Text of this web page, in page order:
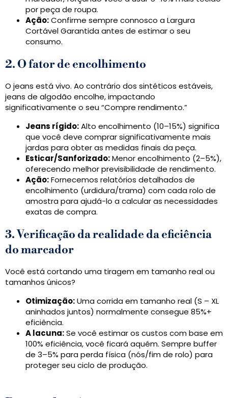
por peça de roupa.
Ação:Confirme sempre connosco a Largura
Cortável Garantida antes de estimar o seu
consumo.
2. O fator de encolhimento
O jeans está vivo. Ao contrário dos sintéticos estáveis,
jeans de algodão encolhe, impactando
significativamente o seu “Compre rendimento.”
Jeans rígido:Alto encolhimento (10–15%) significa
que você deve comprar significativamente mais
jardas para obter as medidas finais da peça.
Esticar/Sanforizado:Menor encolhimento (2–5%),
oferecendo melhor previsibilidade de rendimento.
Ação:Fornecemos relatórios detalhados de
encolhimento (urdidura/trama) com cada rolo de
amostra para ajudá-lo a calcular as necessidades
exatas de compra.
3. Verificação da realidade da eficiência
do marcador
Você está cortando uma tiragem em tamanho real ou
tamanhos únicos?
Otimização:Uma corrida em tamanho real (S – XL
aninhados juntos) normalmente consegue 85%+
eficiência.
A lacuna:Se você estimar os custos com base em
100% eficiência, você ficará aquém. Sempre buffer
de 3–5% para perda física (nós/fim de rolo) para
proteger seu ciclo de produção.